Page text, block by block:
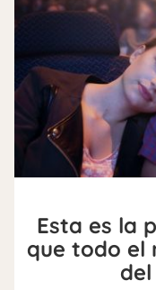
Esta es la
que todo el
del